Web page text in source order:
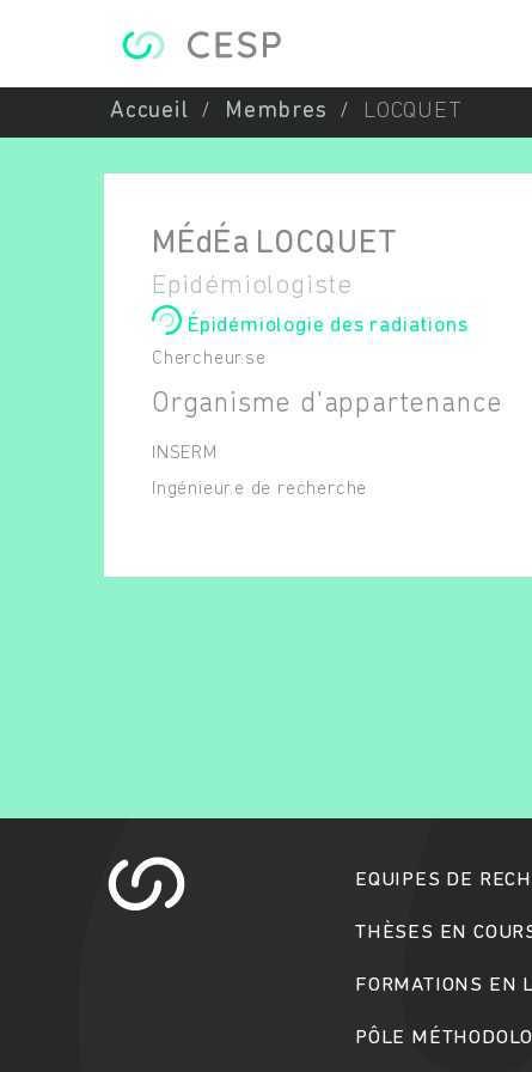
Accueil Membres LOCQUET
MÉdÉa LOCQUET
Epidémiologiste
Épidémiologie des radiations
Chercheur.se
Organisme d'appartenance
INSERM
Ingénieur.e de recherche
EQUIPES DE
THÈSES EN
FORMATIONS EN
PÔLE